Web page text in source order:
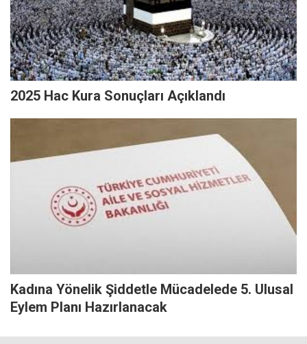
2025 Hac Kura Sonuçları Açıklandı
Kadına Yönelik Şiddetle Mücadelede 5. Ulusal
Eylem Planı Hazırlanacak